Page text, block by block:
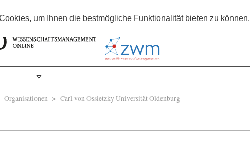
um Ihnen die bestmögliche Funktionalität bieten zu können.
Organisationen > Carl von Ossietzky Universität Oldenburg